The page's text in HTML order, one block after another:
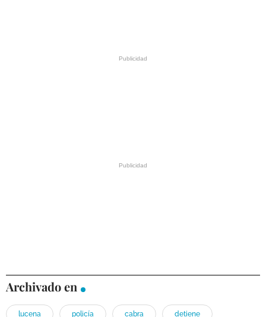
Archivado en
lucena policía cabra detiene